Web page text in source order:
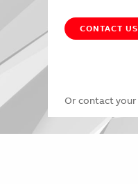
CONTACT US
Or contact your